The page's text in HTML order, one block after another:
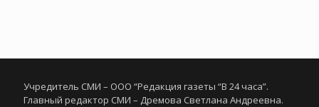
Учредитель СМИ – ООО “Редакция газеты “В 24 часа”.
Главный редактор СМИ – Дремова Светлана Андреевна.